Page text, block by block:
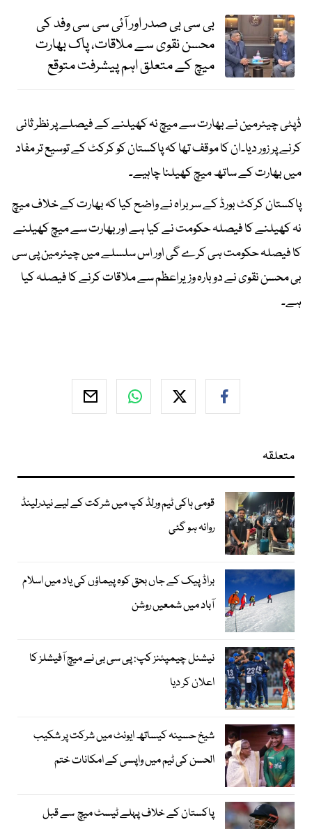
بی سی بی صدر اور آئی سی سی وفد کی
محسن نقوی سے ملاقات، پاک بھارت
میچ کے متعلق اہم پیشرفت متوقع
ڈپٹی چیئرمین نے بھارت سے میچ نہ کھیلنے کے فیصلے پر نظر ثانی
کرنے پر زور دیا۔ان کا موقف تھا کہ پاکستان کو کرکٹ کے توسیع تر مفاد
میں بھارت کے ساتھ میچ کھیلنا چاہیے۔
پاکستان کرکٹ بورڈ کے سربراہ نے واضح کیا کہ بھارت کے خلاف میچ
نہ کھیلنے کا فیصلہ حکومت نے کیا ہے اور بھارت سے میچ کھیلنے
کا فیصلہ حکومت ہی کرے گی اور اس سلسلے میں چیئرمین پی سی
بی محسن نقوی نے دوبارہ وزیراعظم سے ملاقات کرنے کا فیصلہ کیا
ہے۔
متعلقہ
قومی ہاکی ٹیم ورلڈ کپ میں شرکت کے لیے نیدرلینڈ
روانہ ہو گئی
براڈ پیک کے جاں بحق کوہ پیماؤں کی یاد میں اسلام
آباد میں شمعیں روشن
نیشنل چیمپئنز کپ: پی سی بی نے میچ آفیشلز کا
اعلان کر دیا
شیخ حسینہ کیساتھ ایونٹ میں شرکت پر شکیب
الحسن کی ٹیم میں واپسی کے امکانات ختم
پاکستان کے خلاف پہلے ٹیسٹ میچ سے قبل